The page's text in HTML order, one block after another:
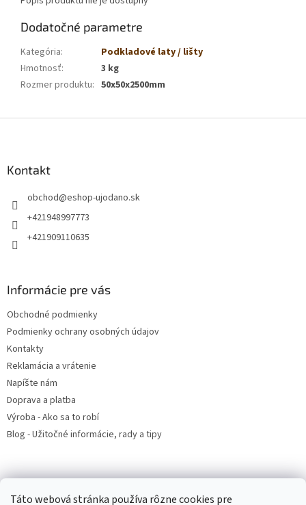
Táto webová stránka používa rôzne cookies pre
Dodatočné parametre
Kategória:
Podkladové laty / lišty
Hmotnosť:
3 kg
Rozmer produktu: 50x50x2500mm
Kontakt
obchod@eshop-ujodano.sk
+421948997773
+421909110635
Informácie pre vás
Obchodné podmienky
Podmienky ochrany osobných údajov
Kontakty
Reklamácia a vrátenie
Napíšte nám
Doprava a platba
Výroba - Ako sa to robí
Blog - Užitočné informácie, rady a tipy